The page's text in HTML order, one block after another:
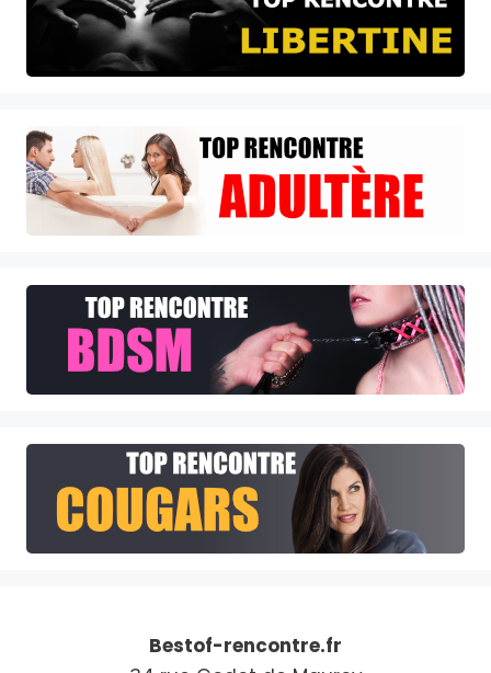
Bestof-rencontre.fr